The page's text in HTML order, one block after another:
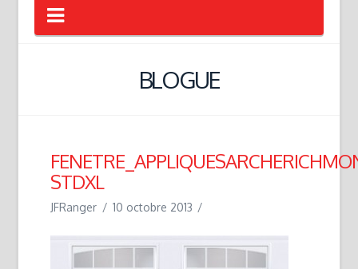
Navigation
BLOGUE
STDXL
JFRanger 10 octobre 2013